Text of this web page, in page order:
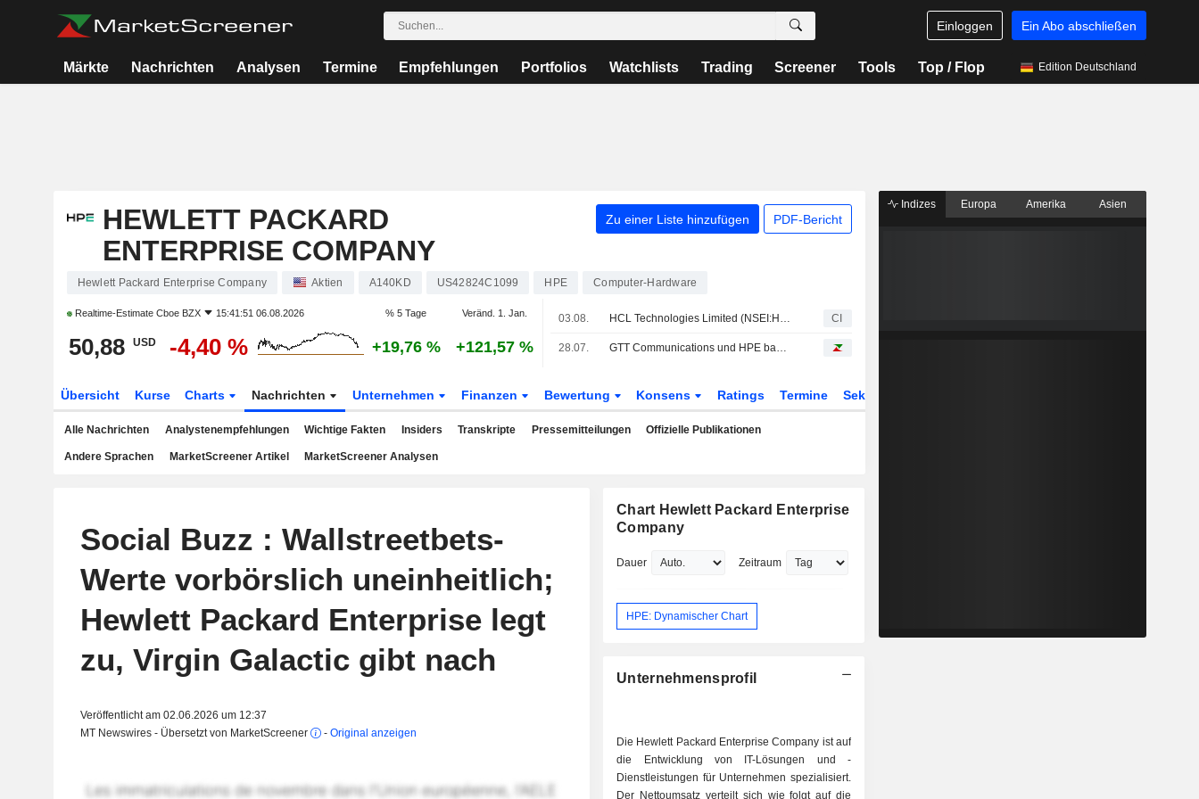
Einloggen Ein Abo abschließen
Märkte Nachrichten Analysen Termine Empfehlungen Portfolios Watchlists Trading Screener Tools Top / Flop Edition Deutschland
HEWLETT PACKARD
ENTERPRISE COMPANY
Zu einer Liste hinzufügen PDF-Bericht
Hewlett Packard Enterprise Company Aktien A140KD US42824C1099 HPE Computer-Hardware
Realtime-Estimate Cboe BZX 15:41:51 06.08.2026 % 5 Tage Veränd. 1. Jan.
50,88 USD -4,40 % +19,76 % +121,57 %
03.08. HCL Technologies Limited (NSEI:HCLTECH) schloss die Übernahme des Telco-Solutions-Geschäfts der Hewlett Packard Enterprise Company (NYSE:HPE) ab. CI
28.07. GTT Communications und HPE bauen ihre Partnerschaft aus
Übersicht Kurse Charts Nachrichten Unternehmen Finanzen Bewertung Konsens Ratings Termine Sektor
Alle Nachrichten Analystenempfehlungen Wichtige Fakten Insiders Transkripte Pressemitteilungen Offizielle Publikationen
Andere Sprachen MarketScreener Artikel MarketScreener Analysen
Social Buzz : Wallstreetbets-
Werte vorbörslich uneinheitlich;
Hewlett Packard Enterprise legt
zu, Virgin Galactic gibt nach
Veröffentlicht am 02.06.2026 um 12:37
MT Newswires - Übersetzt von MarketScreener
- Original anzeigen
Chart Hewlett Packard Enterprise
Company
Dauer Zeitraum
HPE: Dynamischer Chart
Unternehmensprofil
Die Hewlett Packard Enterprise Company ist auf
die Entwicklung von IT-Lösungen und -
Dienstleistungen für Unternehmen spezialisiert.
Der Nettoumsatz verteilt sich wie folgt auf die
Indizes Europa Amerika Asien